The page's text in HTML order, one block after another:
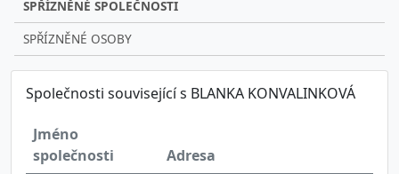
SPŘÍZNĚNÉ SPOLEČNOSTI
SPŘÍZNĚNÉ OSOBY
Společnosti související s BLANKA KONVALINKOVÁ
Jméno
společnosti
Adresa